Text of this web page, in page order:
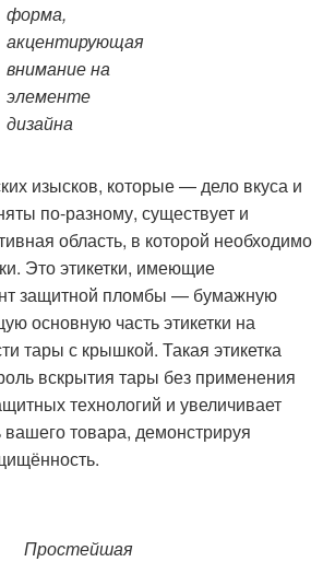
форма,
акцентирующая
внимание на
элементе
дизайна
изысков, которые — дело вкуса и
по-разному, существует и
область, в которой необходимо
Это этикетки, имеющие
защитной пломбы — бумажную
основную часть этикетки на
тары с крышкой. Такая этикетка
вскрытия тары без применения
технологий и увеличивает
вашего товара, демонстрируя
Простейшая